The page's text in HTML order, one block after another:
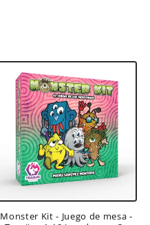
Monster Kit - Juego de mesa -